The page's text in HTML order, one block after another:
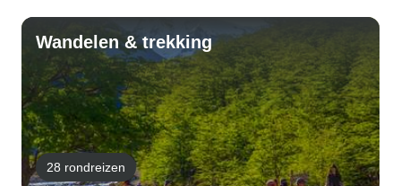
Wandelen & trekking
28 rondreizen